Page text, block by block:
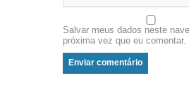
Salvar meus dados neste
próxima vez que eu comentar.